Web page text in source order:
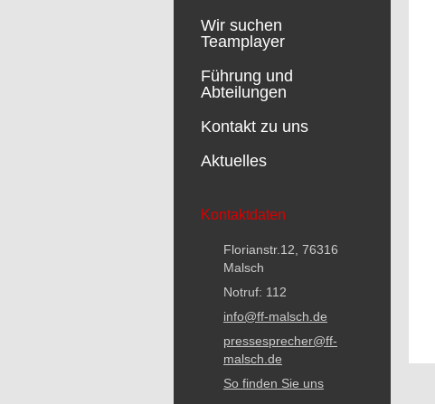
Wir suchen
Teamplayer
Führung und
Abteilungen
Kontakt zu uns
Aktuelles
Kontaktdaten
Florianstr.12, 76316
Malsch
Notruf: 112
info@ff-malsch.de
pressesprecher@ff-
malsch.de
So finden Sie uns